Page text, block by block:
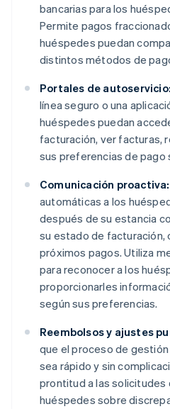
bancarias para los
Permite pagos
huéspedes puedan
distintos métodos de
Portales de autoservicio:
línea seguro o una
huéspedes puedan
facturación, ver facturas,
sus preferencias de pago
Comunicación proactiva:
automáticas a los
después de su estancia
su estado de facturación,
próximos pagos. Utiliza
para reconocer a los
proporcionarles
según sus preferencias.
Reembolsos y ajustes
que el proceso de
sea rápido y sin
prontitud a las solicitudes
huéspedes sobre